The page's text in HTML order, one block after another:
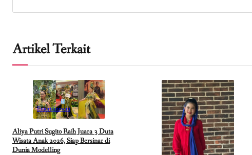
Artikel Terkait
Entertainment
Aliya Putri Sugito Raih Juara 3 Duta
Wisata Anak 2026, Siap Bersinar di
Dunia Modelling